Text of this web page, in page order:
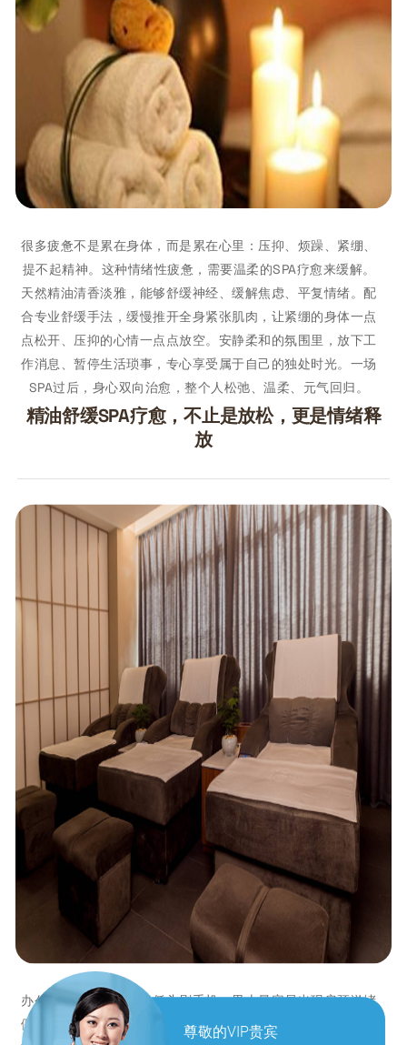
尊敬的VIP贵宾
很多疲惫不是累在身体，而是累在心里：压抑、烦躁、紧绷、
提不起精神。这种情绪性疲惫，需要温柔的SPA疗愈来缓解。
天然精油清香淡雅，能够舒缓神经、缓解焦虑、平复情绪。配
合专业舒缓手法，缓慢推开全身紧张肌肉，让紧绷的身体一点
点松开、压抑的心情一点点放空。安静柔和的氛围里，放下工
作消息、暂停生活琐事，专心享受属于自己的独处时光。一场
SPA过后，身心双向治愈，整个人松弛、温柔、元气回归。
精油舒缓SPA疗愈，不止是放松，更是情绪释
放
办公久坐、长期开车、低头刷手机，男士最容易出现肩颈淤堵
僵硬，表现为脖子发硬、肩膀沉重、抬头酸胀、后脑发闷，严